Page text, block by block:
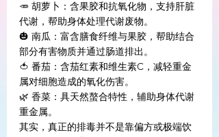
🥕 胡萝卜：含果胶和抗氧化物，支持肝脏
代谢，帮助身体处理代谢废物。
🎃 南瓜：富含膳食纤维与果胶，帮助结合
部分有害物质并通过肠道排出。
🍅 番茄：含茄红素和维生素C，减轻重金
属对细胞造成的氧化伤害。
🌿 香菜：具天然螯合特性，辅助身体代谢
重金属。
其实，真正的排毒并不是靠偏方或极端饮